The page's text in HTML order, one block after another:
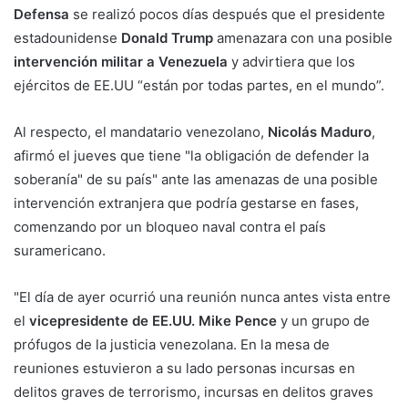
Defensa se realizó pocos días después que el presidente
estadounidense Donald Trump amenazara con una posible
intervención militar a Venezuela y advirtiera que los
ejércitos de EE.UU “están por todas partes, en el mundo”.
Al respecto, el mandatario venezolano, Nicolás Maduro,
afirmó el jueves que tiene "la obligación de defender la
soberanía" de su país" ante las amenazas de una posible
intervención extranjera que podría gestarse en fases,
comenzando por un bloqueo naval contra el país
suramericano.
"El día de ayer ocurrió una reunión nunca antes vista entre
el vicepresidente de EE.UU. Mike Pence y un grupo de
prófugos de la justicia venezolana. En la mesa de
reuniones estuvieron a su lado personas incursas en
delitos graves de terrorismo, incursas en delitos graves